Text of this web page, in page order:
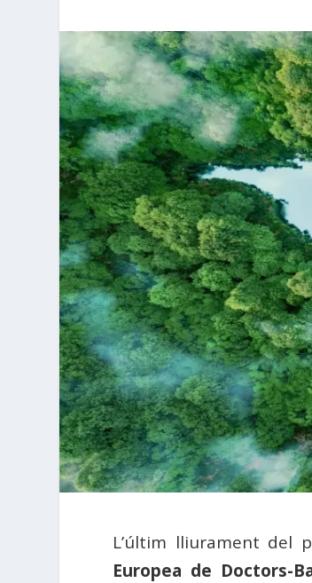
L’últim lliurament del
Europea de Doctors-